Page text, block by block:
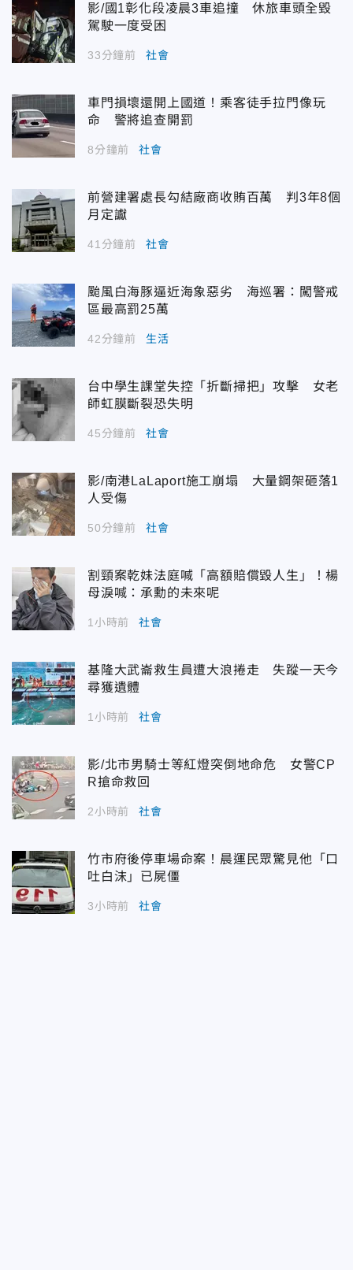
影/國1彰化段凌晨3車追撞 休旅車頭全毀
駕駛一度受困
33分鐘前 社會
車門損壞還開上國道！乘客徒手拉門像玩
命 警將追查開罰
8分鐘前 社會
前營建署處長勾結廠商收賄百萬 判3年8個
月定讞
41分鐘前 社會
颱風白海豚逼近海象惡劣 海巡署：闖警戒
區最高罰25萬
42分鐘前 生活
台中學生課堂失控「折斷掃把」攻擊 女老
師虹膜斷裂恐失明
45分鐘前 社會
影/南港LaLaport施工崩塌 大量鋼架砸落1
人受傷
50分鐘前 社會
割頸案乾妹法庭喊「高額賠償毀人生」！楊
母淚喊：承勳的未來呢
1小時前 社會
基隆大武崙救生員遭大浪捲走 失蹤一天今
尋獲遺體
1小時前 社會
影/北市男騎士等紅燈突倒地命危 女警CP
R搶命救回
2小時前 社會
竹市府後停車場命案！晨運民眾驚見他「口
吐白沫」已屍僵
3小時前 社會